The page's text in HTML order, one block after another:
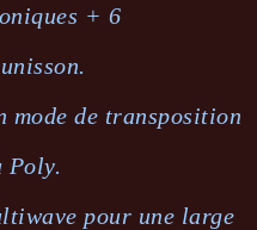
+ 6
mode de transposition
Poly.
pour une large